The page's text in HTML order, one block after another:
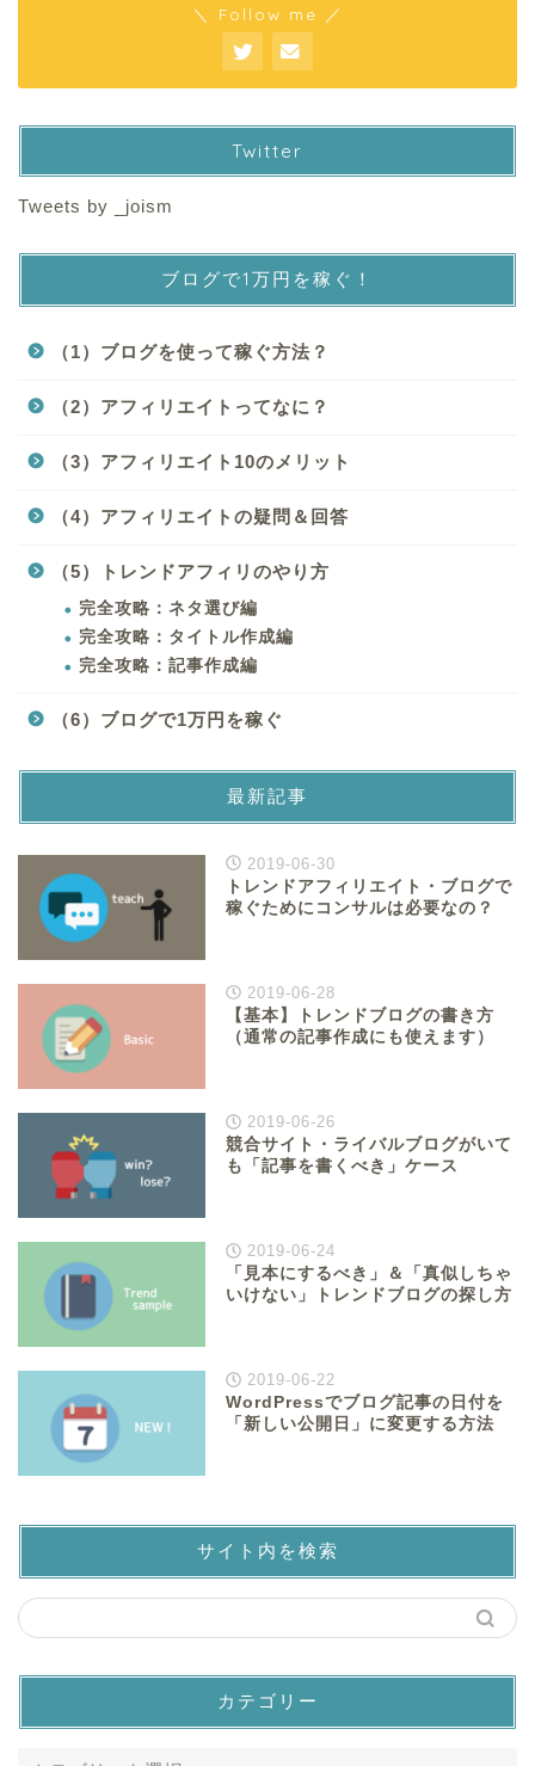
＼ Follow me ／
Twitter
Tweets by _joism
ブログで1万円を稼ぐ！
（1）ブログを使って稼ぐ方法？
（2）アフィリエイトってなに？
（3）アフィリエイト10のメリット
（4）アフィリエイトの疑問＆回答
（5）トレンドアフィリのやり方
完全攻略：ネタ選び編
完全攻略：タイトル作成編
完全攻略：記事作成編
（6）ブログで1万円を稼ぐ
最新記事
2019-06-30
トレンドアフィリエイト・ブログで
稼ぐためにコンサルは必要なの？
2019-06-28
【基本】トレンドブログの書き方
（通常の記事作成にも使えます）
2019-06-26
競合サイト・ライバルブログがいて
も「記事を書くべき」ケース
2019-06-24
「見本にするべき」＆「真似しちゃ
いけない」トレンドブログの探し方
2019-06-22
WordPressでブログ記事の日付を
「新しい公開日」に変更する方法
サイト内を検索
カテゴリー